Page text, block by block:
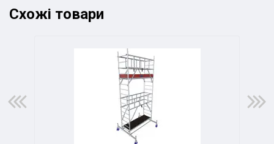
Схожі товари